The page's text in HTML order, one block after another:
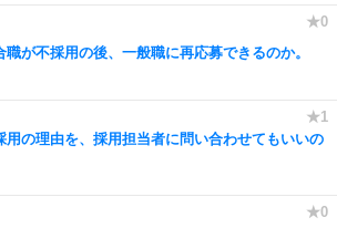
職が不採用の後、一般職に再応募できるのか。
用の理由を、採用担当者に問い合わせてもいいの